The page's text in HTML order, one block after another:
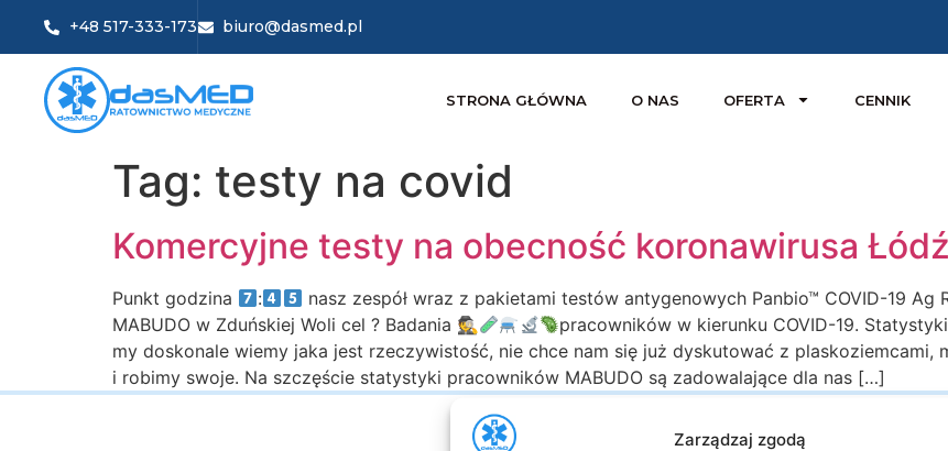
Zarządzaj zgodą
+48 517-333-173 biuro@dasmed.pl
STRONA GŁÓWNA O NAS OFERTA CENNIK
Tag: testy na covid
Komercyjne testy na obecność koronawirusa Łódź
Punkt godzina :
nasz zespół wraz z pakietami testów antygenowych Panbio™ COVID-19 Ag
MABUDO w Zduńskiej Woli cel ? Badania 🕵
pracowników w kierunku COVID-19.
my doskonale wiemy jaka jest rzeczywistość, nie chce nam się już dyskutować z
i robimy swoje. Na szczęście statystyki pracowników MABUDO są zadowalające dla nas […]